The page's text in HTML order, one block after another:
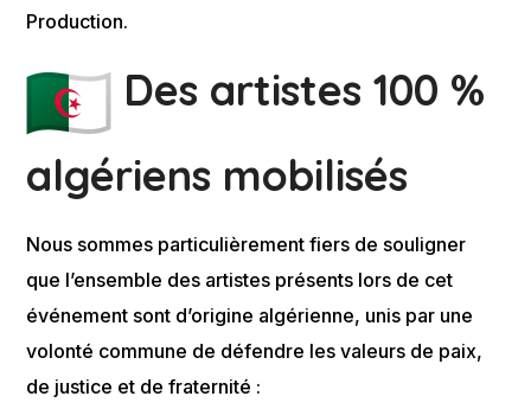
Production.
Des artistes 100 %
algériens mobilisés
Nous sommes particulièrement fiers de souligner
que l’ensemble des artistes présents lors de cet
événement sont d’origine algérienne, unis par une
volonté commune de défendre les valeurs de paix,
de justice et de fraternité :